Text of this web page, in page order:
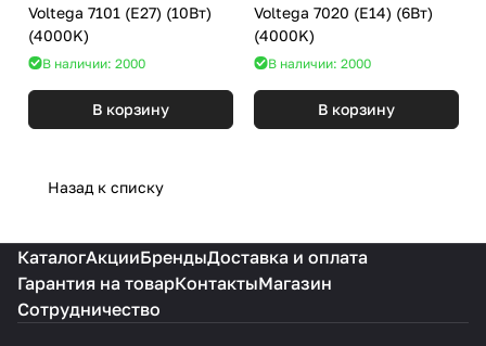
Voltega 7101 (E27) (10Вт)
(4000K)
В наличии: 2000
В корзину
Voltega 7020 (E14) (6Вт)
(4000K)
В наличии: 2000
В корзину
Назад к списку
КаталогАкцииБрендыДоставка и оплата
Гарантия на товарКонтактыМагазин
Сотрудничество